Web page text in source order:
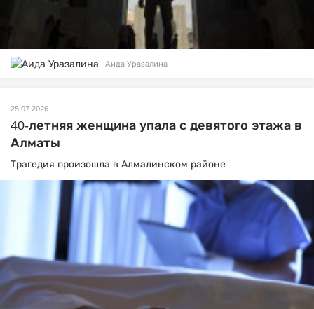
Аида Уразалина
25.07.2026
40-летняя женщина упала с девятого этажа в
Алматы
Трагедия произошла в Алмалинском районе.